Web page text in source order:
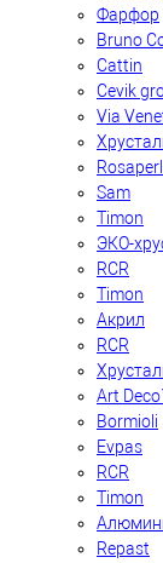
Фарфор
Bruno
Cattin
Cevik
Via
Sam
Timon
ЭКО-
RCR
Timon
Акрил
RCR
Art Deco`
Bormioli
Evpas
RCR
Timon
Repast